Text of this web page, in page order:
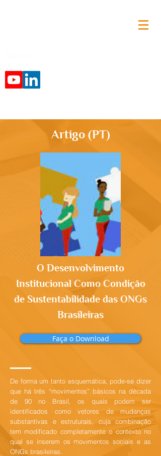
Artigo (PT)
O Desenvolvimento
Institucional Como Condição
de Sustentabilidade das ONGs
Brasileiras
Faça o Download
De forma um tanto esquemática, pode-se dizer
que há três “movimentos” básicos na década
de 90 no Brasil, os quais podem ser
identificados como vetores de mudanças
substantivas e estruturais, cuja combinação
tem modificado completamente o contexto no
qual se inserem os movimentos sociais e as
ONGs brasileiras.